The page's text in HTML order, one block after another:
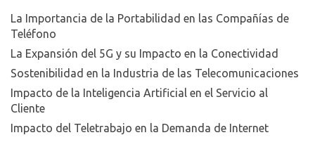
La Importancia de la Portabilidad en las Compañías de
Teléfono
La Expansión del 5G y su Impacto en la Conectividad
Sostenibilidad en la Industria de las Telecomunicaciones
Impacto de la Inteligencia Artificial en el Servicio al
Cliente
Impacto del Teletrabajo en la Demanda de Internet